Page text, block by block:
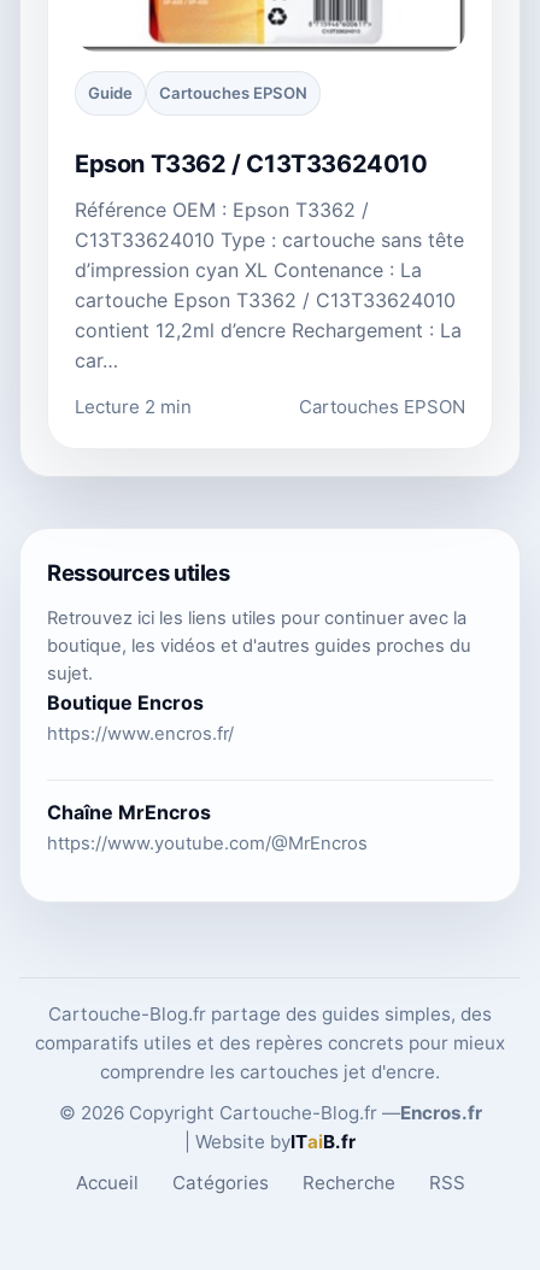
Guide Cartouches EPSON
Epson T3362 / C13T33624010
Référence OEM : Epson T3362 /
C13T33624010 Type : cartouche sans tête
d’impression cyan XL Contenance : La
cartouche Epson T3362 / C13T33624010
contient 12,2ml d’encre Rechargement : La
car…
Lecture 2 min Cartouches EPSON
Ressources utiles
Retrouvez ici les liens utiles pour continuer avec la
boutique, les vidéos et d'autres guides proches du
sujet.
Boutique Encros
https://www.encros.fr/
Chaîne MrEncros
https://www.youtube.com/@MrEncros
Cartouche-Blog.fr partage des guides simples, des
comparatifs utiles et des repères concrets pour mieux
comprendre les cartouches jet d'encre.
© 2026 Copyright Cartouche-Blog.fr —Encros.fr
| Website byITaiB.fr
Accueil
Catégories Recherche RSS